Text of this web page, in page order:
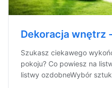
Dekoracja wnętrz
Szukasz ciekawego
pokoju? Co powiesz na
listwy ozdobneWybór